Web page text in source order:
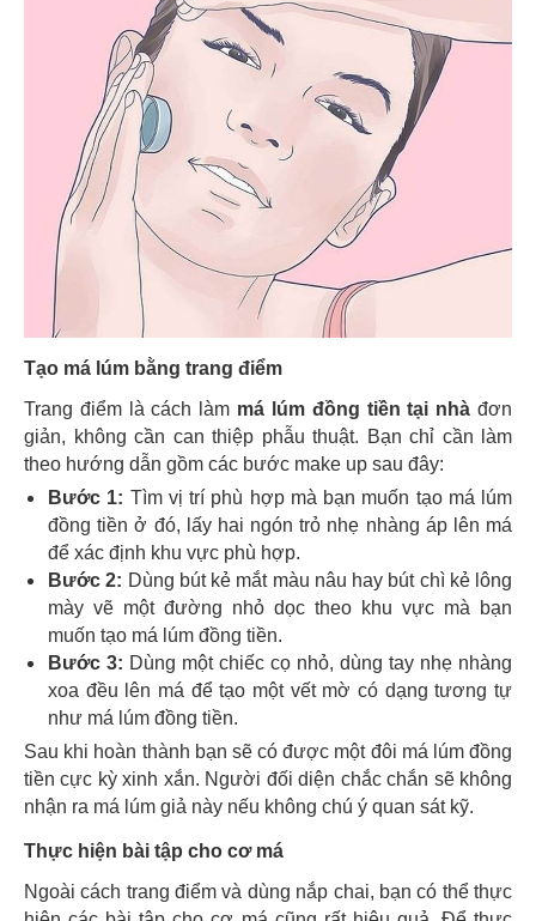
Tạo má lúm bằng trang điểm
Trang điểm là cách làm má lúm đồng tiền tại nhà đơn
giản, không cần can thiệp phẫu thuật. Bạn chỉ cần làm
theo hướng dẫn gồm các bước make up sau đây:
Bước 1: Tìm vị trí phù hợp mà bạn muốn tạo má lúm
đồng tiền ở đó, lấy hai ngón trỏ nhẹ nhàng áp lên má
để xác định khu vực phù hợp.
Bước 2: Dùng bút kẻ mắt màu nâu hay bút chì kẻ lông
mày vẽ một đường nhỏ dọc theo khu vực mà bạn
muốn tạo má lúm đồng tiền.
Bước 3: Dùng một chiếc cọ nhỏ, dùng tay nhẹ nhàng
xoa đều lên má để tạo một vết mờ có dạng tương tự
như má lúm đồng tiền.
Sau khi hoàn thành bạn sẽ có được một đôi má lúm đồng
tiền cực kỳ xinh xắn. Người đối diện chắc chắn sẽ không
nhận ra má lúm giả này nếu không chú ý quan sát kỹ.
Thực hiện bài tập cho cơ má
Ngoài cách trang điểm và dùng nắp chai, bạn có thể thực